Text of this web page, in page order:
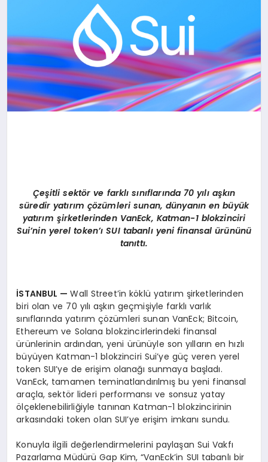
Çeşitli sektör ve farklı sınıflarında 70 yılı aşkın
süredir yatırım çözümleri sunan, dünyanın en büyük
yatırım şirketlerinden VanEck, Katman-1 blokzinciri
Sui’nin yerel token’ı SUI tabanlı yeni finansal ürününü
tanıttı.
İSTANBUL —Wall Street’in köklü yatırım şirketlerinden
biri olan ve 70 yılı aşkın geçmişiyle farklı varlık
sınıflarında yatırım çözümleri sunan VanEck; Bitcoin,
Ethereum ve Solana blokzincirlerindeki finansal
ürünlerinin ardından, yeni ürünüyle son yılların en hızlı
büyüyen Katman-1 blokzinciri Sui’ye güç veren yerel
token SUI’ye de erişim olanağı sunmaya başladı.
VanEck, tamamen teminatlandırılmış bu yeni finansal
araçla, sektör lideri performansı ve sonsuz yatay
ölçeklenebilirliğiyle tanınan Katman-1 blokzincirinin
arkasındaki token olan SUI’ye erişim imkanı sundu.
Konuyla ilgili değerlendirmelerini paylaşan Sui Vakfı
Pazarlama Müdürü Gap Kim, “VanEck’in SUI tabanlı bir